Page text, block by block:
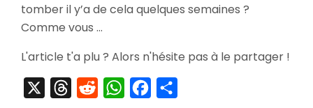
tomber il y’a de cela quelques semaines ?
Comme vous …
L'article t'a plu ? Alors n'hésite pas à le partager !
ThreadsRedditWhatsAppFacebook